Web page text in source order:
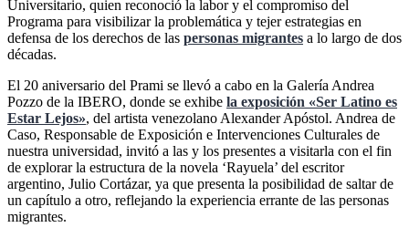
Universitario, quien reconoció la labor y el compromiso del
Programa para visibilizar la problemática y tejer estrategias en
defensa de los derechos de las personas migrantes a lo largo de dos
décadas.
El 20 aniversario del Prami se llevó a cabo en la Galería Andrea
Pozzo de la IBERO, donde se exhibe la exposición «Ser Latino es
Estar Lejos», del artista venezolano Alexander Apóstol. Andrea de
Caso, Responsable de Exposición e Intervenciones Culturales de
nuestra universidad, invitó a las y los presentes a visitarla con el fin
de explorar la estructura de la novela ‘Rayuela’ del escritor
argentino, Julio Cortázar, ya que presenta la posibilidad de saltar de
un capítulo a otro, reflejando la experiencia errante de las personas
migrantes.